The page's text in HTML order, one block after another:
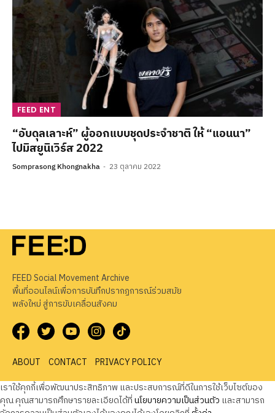
FEED ENT
“อับดุลเลาะห์” ผู้ออกแบบชุดประจำชาติ ให้ “แอนนา”
ไปมิสยูนิเวิร์ส 2022
Somprasong Khongnakha 23 ตุลาคม 2022
FEED Social Movement Archive
พื้นที่ออนไลน์เพื่อการบันทึกปรากฏการณ์ร่วมสมัย
พลังใหม่ สู่การขับเคลื่อนสังคม
ABOUT CONTACT
PRIVACY POLICY
เราใช้คุกกี้เพื่อพัฒนาประสิทธิภาพ และประสบการณ์ที่ดีในการใช้เว็บไซต์ของ
คุณ คุณสามารถศึกษารายละเอียดได้ที่นโยบายความเป็นส่วนตัว และสามารถ